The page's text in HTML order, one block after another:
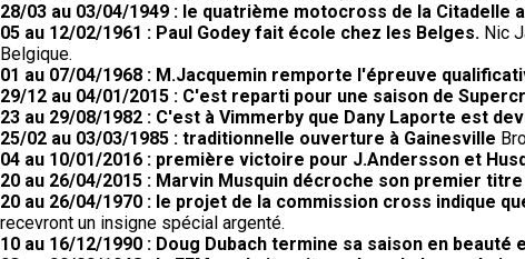
28/03 au 03/04/1949 : le quatrième motocross de la Citadelle
05 au 12/02/1961 : Paul Godey fait école chez les Belges. Nic
Belgique.
01 au 07/04/1968 : M.Jacquemin remporte l'épreuve
29/12 au 04/01/2015 : C'est reparti pour une saison de
23 au 29/08/1982 : C'est à Vimmerby que Dany Laporte est
25/02 au 03/03/1985 : traditionnelle ouverture à Gainesville
04 au 10/01/2016 : première victoire pour J.Andersson et
20 au 26/04/2015 : Marvin Musquin décroche son premier
20 au 26/04/1970 : le projet de la commission cross indique
recevront un insigne spécial argenté.
10 au 16/12/1990 : Doug Dubach termine sa saison en beauté